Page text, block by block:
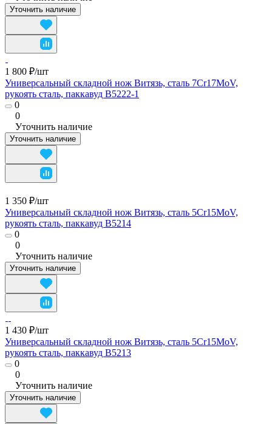
Уточнить наличие
1 800 ₽/шт
Универсальный складной нож Витязь, сталь 7Cr17MoV,
рукоять сталь, паккавуд B5222-1
0
0
Уточнить наличие
Уточнить наличие
1 350 ₽/шт
Универсальный складной нож Витязь, сталь 5Cr15MoV,
рукоять сталь, паккавуд B5214
0
0
Уточнить наличие
Уточнить наличие
1 430 ₽/шт
Универсальный складной нож Витязь, сталь 5Cr15MoV,
рукоять сталь, паккавуд B5213
0
0
Уточнить наличие
Уточнить наличие